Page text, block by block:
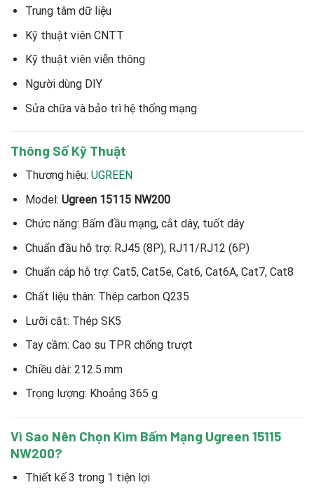
Trung tâm dữ liệu
Kỹ thuật viên CNTT
Kỹ thuật viên viễn thông
Người dùng DIY
Sửa chữa và bảo trì hệ thống mạng
Thông Số Kỹ Thuật
Thương hiệu: UGREEN
Model: Ugreen 15115 NW200
Chức năng: Bấm đầu mạng, cắt dây, tuốt dây
Chuẩn đầu hỗ trợ: RJ45 (8P), RJ11/RJ12 (6P)
Chuẩn cáp hỗ trợ: Cat5, Cat5e, Cat6, Cat6A, Cat7, Cat8
Chất liệu thân: Thép carbon Q235
Lưỡi cắt: Thép SK5
Tay cầm: Cao su TPR chống trượt
Chiều dài: 212.5 mm
Trọng lượng: Khoảng 365 g
Vì Sao Nên Chọn Kìm Bấm Mạng Ugreen 15115
NW200?
Thiết kế 3 trong 1 tiện lợi